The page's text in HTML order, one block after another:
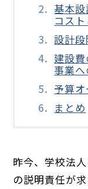
基本
コス
設計
建設
事業
予算
まとめ
昨今、学校法
の説明責任が